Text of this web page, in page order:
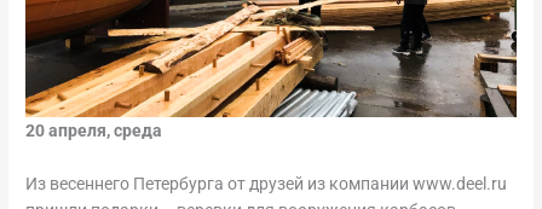
20 апреля, среда
Из весеннего Петербурга от друзей из компании www.deel.ru